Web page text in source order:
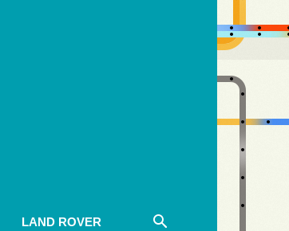
LAND ROVER